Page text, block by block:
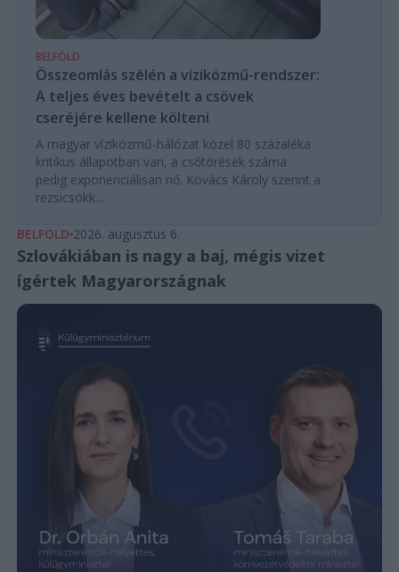
BELFÖLD
Összeomlás szélén a víziközmű-rendszer:
A teljes éves bevételt a csövek
cseréjére kellene költeni
A magyar víziközmű-hálózat közel 80 százaléka
kritikus állapotban van, a csőtörések száma
pedig exponenciálisan nő. Kovács Károly szerint a
rezsicsökk...
BELFÖLD 2026. augusztus 6.
Szlovákiában is nagy a baj, mégis vizet
ígértek Magyarországnak